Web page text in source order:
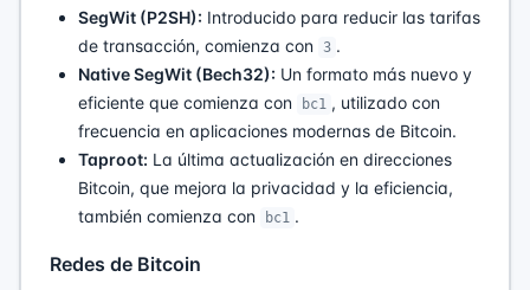
SegWit (P2SH): Introducido para reducir las tarifas
de transacción, comienza con 3 .
Native SegWit (Bech32): Un formato más nuevo y
eficiente que comienza con
bc1 , utilizado con
frecuencia en aplicaciones modernas de Bitcoin.
Taproot: La última actualización en direcciones
Bitcoin, que mejora la privacidad y la eficiencia,
también comienza con
bc1 .
Redes de Bitcoin